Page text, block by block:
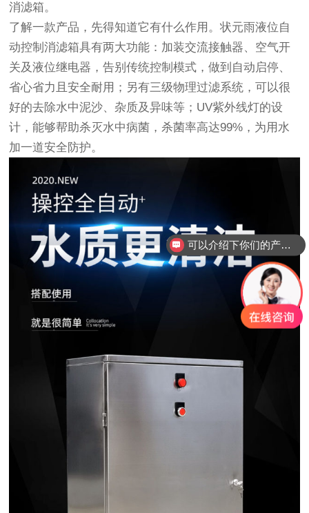
消滤箱。
了解一款产品，先得知道它有什么作用。状元雨液位自
动控制消滤箱具有两大功能：加装交流接触器、空气开
关及液位继电器，告别传统控制模式，做到自动启停、
省心省力且安全耐用；另有三级物理过滤系统，可以很
好的去除水中泥沙、杂质及异味等；UV紫外线灯的设
计，能够帮助杀灭水中病菌，杀菌率高达99%，为用水
加一道安全防护。
可以介绍下你们的产品么？